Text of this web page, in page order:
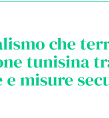
che
tunisina
e misure